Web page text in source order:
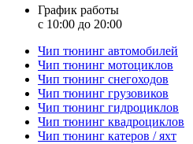
График работы
с 10:00 до 20:00
Чип тюнинг автомобилей
Чип тюнинг мотоциклов
Чип тюнинг снегоходов
Чип тюнинг грузовиков
Чип тюнинг гидроциклов
Чип тюнинг квадроциклов
Чип тюнинг катеров / яхт